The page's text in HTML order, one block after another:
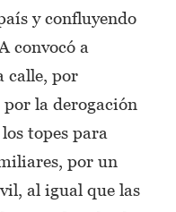
y confluyendo
convocó a
calle, por
la derogación
topes para
por un
al igual que las